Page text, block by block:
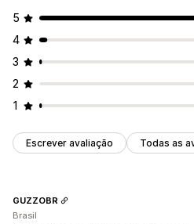
5
4
3
2
1
Escrever avaliação Todas as
GUZZOBR
Brasil